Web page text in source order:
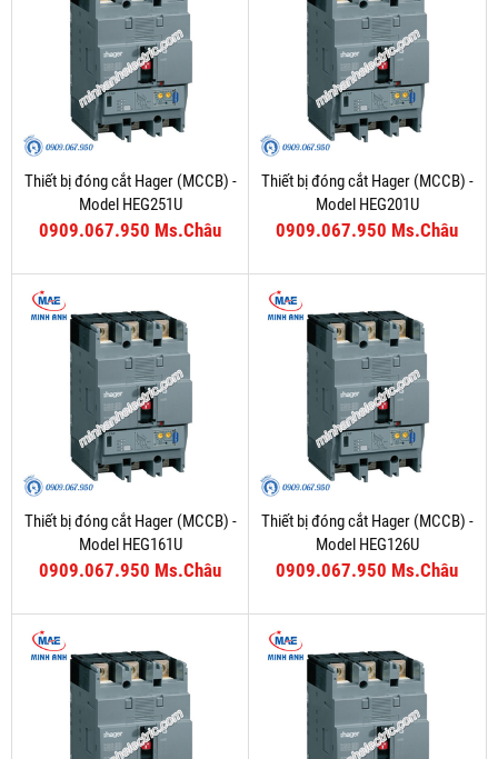
Thiết bị đóng cắt Hager (MCCB) -
Model HEG251U
0909.067.950 Ms.Châu
Thiết bị đóng cắt Hager (MCCB) -
Model HEG201U
0909.067.950 Ms.Châu
Thiết bị đóng cắt Hager (MCCB) -
Model HEG161U
0909.067.950 Ms.Châu
Thiết bị đóng cắt Hager (MCCB) -
Model HEG126U
0909.067.950 Ms.Châu